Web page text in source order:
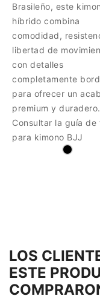
Brasileño, este
híbrido combina
comodidad,
libertad de
con detalles
completamente
para ofrecer un
premium y duradero.
Consultar la guía de
para kimono BJJ
LOS
ESTE